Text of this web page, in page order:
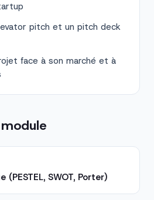
pitch et un pitch deck
face à son marché et à
SWOT, Porter)